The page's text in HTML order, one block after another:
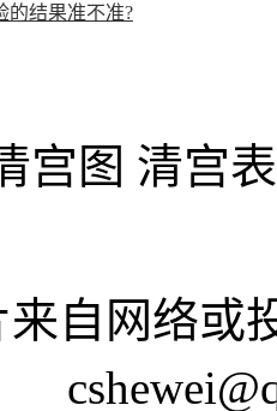
的结果准不准?
宫图 清宫
自网络或